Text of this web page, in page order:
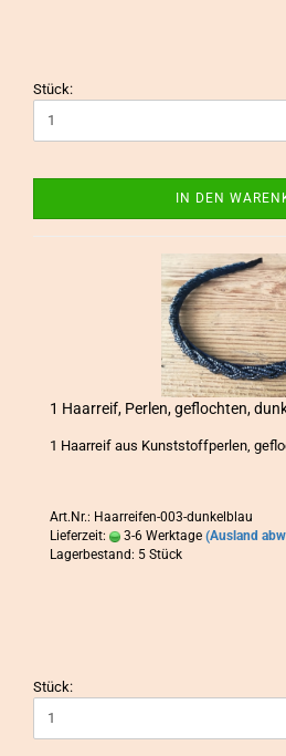
Stück:
IN DEN
1 Haar­reif, Per­len, ge­floch­ten,
1 Haar­reif aus Kunst­stoff­per­len,
Art.Nr.: Haarreifen-003-dunkelblau
Lieferzeit:
3-6 Werktage (Ausland
Lagerbestand: 5 Stück
Stück: